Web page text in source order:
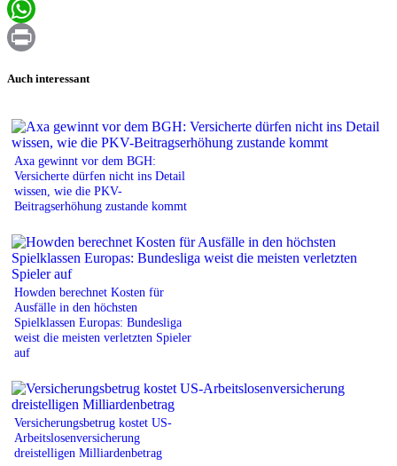
Email
WhatsApp
Auch interessant
Axa gewinnt vor dem BGH:
Versicherte dürfen nicht ins Detail
wissen, wie die PKV-
Beitragserhöhung zustande kommt
Howden berechnet Kosten für
Ausfälle in den höchsten
Spielklassen Europas: Bundesliga
weist die meisten verletzten Spieler
auf
Versicherungsbetrug kostet US-
Arbeitslosenversicherung
dreistelligen Milliardenbetrag